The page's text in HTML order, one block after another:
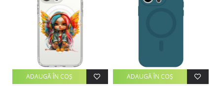
ADAUGĂ ÎN COŞ ADAUGĂ ÎN COŞ